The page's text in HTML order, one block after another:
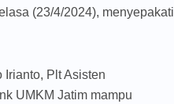
(23/4/2024), menyepakati
Irianto, Plt Asisten
UMKM Jatim mampu